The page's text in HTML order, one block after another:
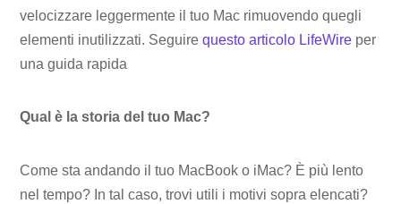
velocizzare leggermente il tuo Mac rimuovendo quegli
elementi inutilizzati. Seguirequesto articolo LifeWire per
una guida rapida
Qual è la storia del tuo Mac?
Come sta andando il tuo MacBook o iMac? È più lento
nel tempo? In tal caso, trovi utili i motivi sopra elencati?